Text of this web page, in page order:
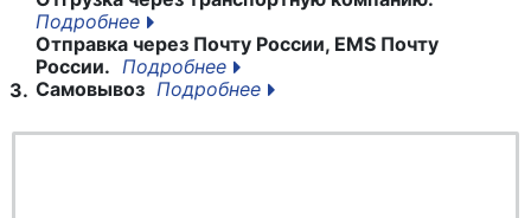
Подробнее
Отправка через Почту России, EMS Почту
России. Подробнее
3. Самовывоз Подробнее